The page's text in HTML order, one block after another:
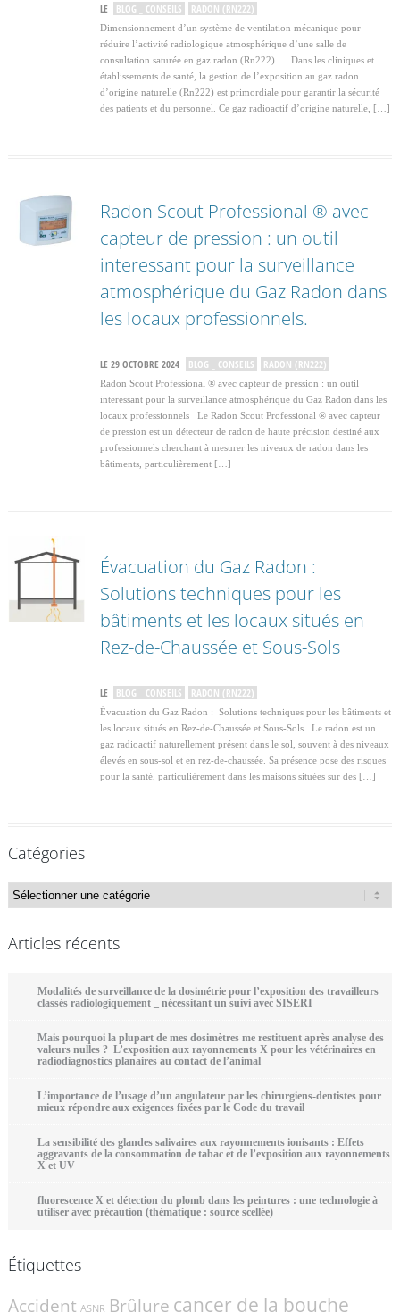
LE BLOG _ CONSEILS RADON (RN222)
Dimensionnement d’un système de ventilation mécanique pour
réduire l’activité radiologique atmosphérique d’une salle de
consultation saturée en gaz radon (Rn222) Dans les cliniques et
établissements de santé, la gestion de l’exposition au gaz radon
d’origine naturelle (Rn222) est primordiale pour garantir la sécurité
des patients et du personnel. Ce gaz radioactif d’origine naturelle, […]
Radon Scout Professional ® avec
capteur de pression : un outil
interessant pour la surveillance
atmosphérique du Gaz Radon dans
les locaux professionnels.
LE 29 OCTOBRE 2024 BLOG _ CONSEILS RADON (RN222)
Radon Scout Professional ® avec capteur de pression : un outil
interessant pour la surveillance atmosphérique du Gaz Radon dans les
locaux professionnels Le Radon Scout Professional ® avec capteur
de pression est un détecteur de radon de haute précision destiné aux
professionnels cherchant à mesurer les niveaux de radon dans les
bâtiments, particulièrement […]
Évacuation du Gaz Radon :
Solutions techniques pour les
bâtiments et les locaux situés en
Rez-de-Chaussée et Sous-Sols
LE BLOG _ CONSEILS RADON (RN222)
Évacuation du Gaz Radon : Solutions techniques pour les bâtiments et
les locaux situés en Rez-de-Chaussée et Sous-Sols Le radon est un
gaz radioactif naturellement présent dans le sol, souvent à des niveaux
élevés en sous-sol et en rez-de-chaussée. Sa présence pose des risques
pour la santé, particulièrement dans les maisons situées sur des […]
Catégories
Catégories
Articles récents
Modalités de surveillance de la dosimétrie pour l’exposition des travailleurs
classés radiologiquement _ nécessitant un suivi avec SISERI
Mais pourquoi la plupart de mes dosimètres me restituent après analyse des
valeurs nulles ? L’exposition aux rayonnements X pour les vétérinaires en
radiodiagnostics planaires au contact de l’animal
L’importance de l’usage d’un angulateur par les chirurgiens-dentistes pour
mieux répondre aux exigences fixées par le Code du travail
La sensibilité des glandes salivaires aux rayonnements ionisants : Effets
aggravants de la consommation de tabac et de l’exposition aux rayonnements
X et UV
fluorescence X et détection du plomb dans les peintures : une technologie à
utiliser avec précaution (thématique : source scellée)
Étiquettes
Accident ASNR Brûlure cancer de la bouche